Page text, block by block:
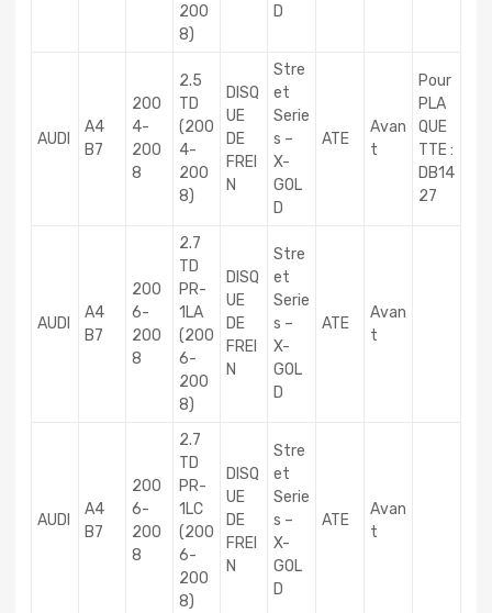
200
8)
D
AUDI
A4
B7
200
4-
200
8
2.5
TD
(200
4-
200
8)
DISQ
UE
DE
FREI
N
Stre
et
Serie
s –
X-
GOL
D
ATE
Avan
t
Pour
PLA
QUE
TTE :
DB14
27
AUDI
A4
B7
200
6-
200
8
2.7
TD
PR-
1LA
(200
6-
200
8)
DISQ
UE
DE
FREI
N
Stre
et
Serie
s –
X-
GOL
D
ATE
Avan
t
AUDI
A4
B7
200
6-
200
8
2.7
TD
PR-
1LC
(200
6-
200
8)
DISQ
UE
DE
FREI
N
Stre
et
Serie
s –
X-
GOL
D
ATE
Avan
t